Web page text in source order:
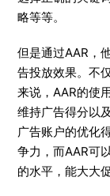
略等等。
但是通过AAR，
告投放效果。不
来说，AAR的使
维持广告得分以
广告账户的优化
争力，而AAR可
的水平，能大大